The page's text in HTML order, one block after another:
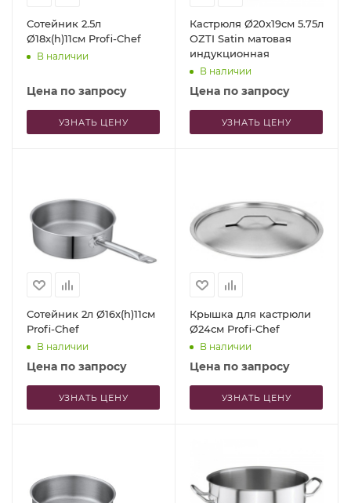
Сотейник 2.5л
Ø18x(h)11см Profi-Chef
В наличии
Цена по запросу
УЗНАТЬ ЦЕНУ
Кастрюля Ø20x19см 5.75л
OZTI Satin матовая
индукционная
В наличии
Цена по запросу
УЗНАТЬ ЦЕНУ
Сотейник 2л Ø16x(h)11см
Profi-Chef
В наличии
Цена по запросу
УЗНАТЬ ЦЕНУ
Крышка для кастрюли
Ø24см Profi-Chef
В наличии
Цена по запросу
УЗНАТЬ ЦЕНУ